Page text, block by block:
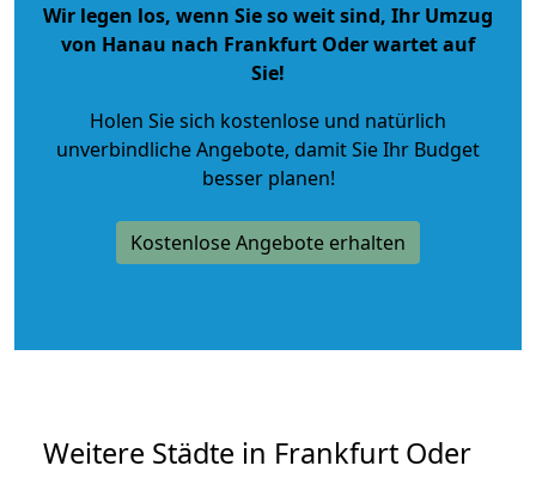
Wir legen los, wenn Sie so weit sind, Ihr Umzug
von Hanau nach Frankfurt Oder wartet auf
Sie!
Holen Sie sich kostenlose und natürlich
unverbindliche Angebote, damit Sie Ihr Budget
besser planen!
Kostenlose Angebote erhalten
Weitere Städte in Frankfurt Oder